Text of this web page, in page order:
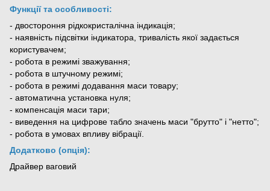
Функції та особливості:
- двостороння рідкокристалічна індикація;
- наявність підсвітки індикатора, тривалість якої задається
користувачем;
- робота в режимі зважування;
- робота в штучному режимі;
- робота в режимі додавання маси товару;
- автоматична установка нуля;
- компенсація маси тари;
- виведення на цифрове табло значень маси "брутто" і "нетто";
- робота в умовах впливу вібрації.
Додатково (опція):
Драйвер ваговий